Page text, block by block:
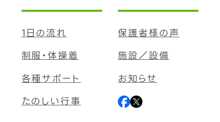
1日の流れ
制服・体操着
各種サポート
たのしい行事
保護者様の声
施設／設備
お知らせ